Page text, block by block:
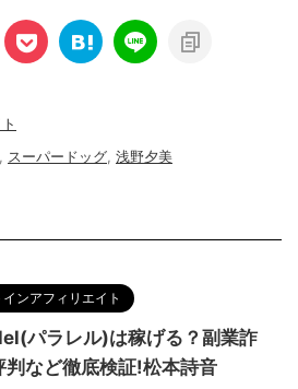
スーパードッグ 浅野夕美
インアフィリエイト
パラレル)は稼げる？副業詐
判など徹底検証!松本詩音